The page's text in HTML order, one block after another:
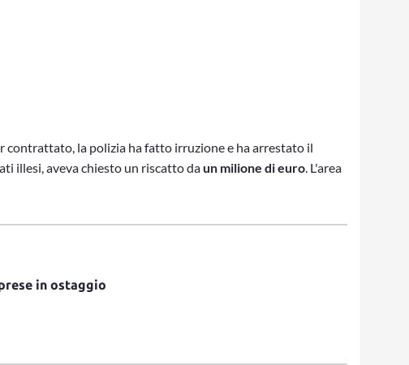
contrattato, la polizia ha fatto irruzione e ha arrestato il
illesi, aveva chiesto un riscatto daun milione di euro. L'area
in ostaggio